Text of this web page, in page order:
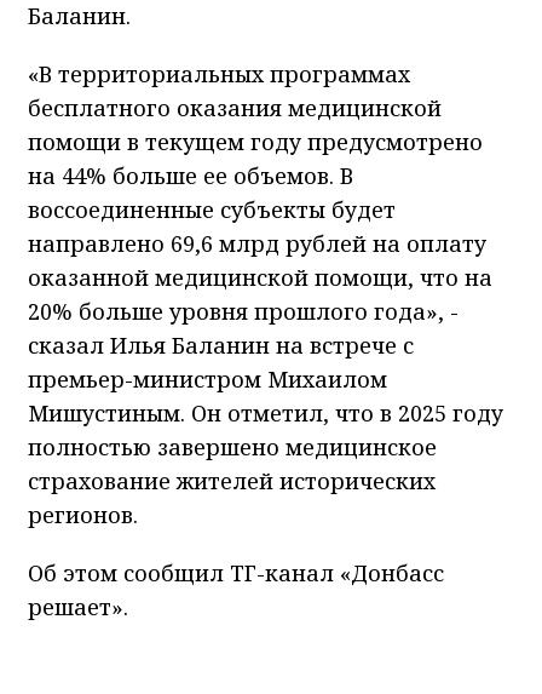
Баланин.
«В территориальных программах
бесплатного оказания медицинской
помощи в текущем году предусмотрено
на 44% больше ее объемов. В
воссоединенные субъекты будет
направлено 69,6 млрд рублей на оплату
оказанной медицинской помощи, что на
20% больше уровня прошлого года», -
сказал Илья Баланин на встрече с
премьер-министром Михаилом
Мишустиным. Он отметил, что в 2025 году
полностью завершено медицинское
страхование жителей исторических
регионов.
Об этом сообщил ТГ-канал «Донбасс
решает».